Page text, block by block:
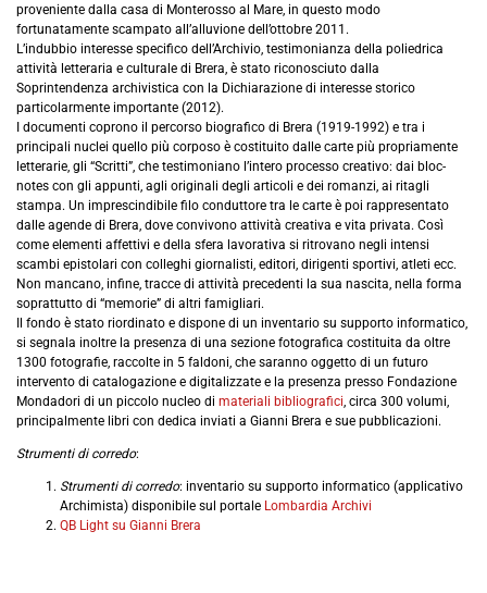
proveniente dalla casa di Monterosso al Mare, in questo modo
fortunatamente scampato all’alluvione dell’ottobre 2011.
L’indubbio interesse specifico dell’Archivio, testimonianza della poliedrica
attività letteraria e culturale di Brera, è stato riconosciuto dalla
Soprintendenza archivistica con la Dichiarazione di interesse storico
particolarmente importante (2012).
I documenti coprono il percorso biografico di Brera (1919-1992) e tra i
principali nuclei quello più corposo è costituito dalle carte più propriamente
letterarie, gli “Scritti”, che testimoniano l’intero processo creativo: dai bloc-
notes con gli appunti, agli originali degli articoli e dei romanzi, ai ritagli
stampa. Un imprescindibile filo conduttore tra le carte è poi rappresentato
dalle agende di Brera, dove convivono attività creativa e vita privata. Così
come elementi affettivi e della sfera lavorativa si ritrovano negli intensi
scambi epistolari con colleghi giornalisti, editori, dirigenti sportivi, atleti ecc.
Non mancano, infine, tracce di attività precedenti la sua nascita, nella forma
soprattutto di “memorie” di altri famigliari.
Il fondo è stato riordinato e dispone di un inventario su supporto informatico,
si segnala inoltre la presenza di una sezione fotografica costituita da oltre
1300 fotografie, raccolte in 5 faldoni, che saranno oggetto di un futuro
intervento di catalogazione e digitalizzate e la presenza presso Fondazione
Mondadori di un piccolo nucleo di materiali bibliografici, circa 300 volumi,
principalmente libri con dedica inviati a Gianni Brera e sue pubblicazioni.
Strumenti di corredo:
Strumenti di corredo: inventario su supporto informatico (applicativo
Archimista) disponibile sul portale Lombardia Archivi
QB Light su Gianni Brera